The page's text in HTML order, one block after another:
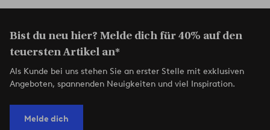
Bist du neu hier? Melde dich für 40% auf den
teuersten Artikel an*
Als Kunde bei uns stehen Sie an erster Stelle mit exklusiven
Angeboten, spannenden Neuigkeiten und viel Inspiration.
Melde dich